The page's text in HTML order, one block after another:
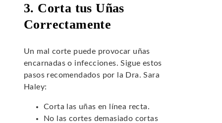
3. Corta tus Uñas
Correctamente
Un mal corte puede provocar uñas
encarnadas o infecciones. Sigue estos
pasos recomendados por la Dra. Sara
Haley:
Corta las uñas en línea recta.
No las cortes demasiado cortas